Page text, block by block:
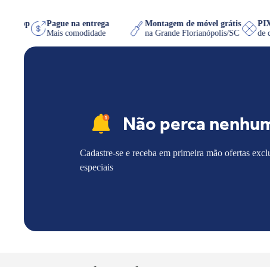
WhatsApp
Pague na entrega
Mais comodidade
Montagem de móvel grátis
na Grande Florianópolis/SC
Não perca
Cadastre-se e receba em primeira mão ofertas
especiais